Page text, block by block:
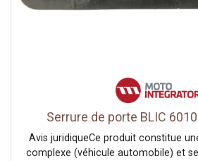
Serrure de porte BLIC
Avis juridiqueCe produit constitue
complexe (véhicule automobile) et